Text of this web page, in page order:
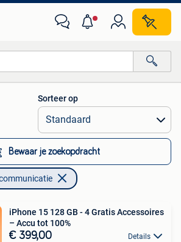
Alle afstanden…
Sorteer op
Bewaar je zoekopdracht
iPhone 15 128 GB - 4 Gratis Accessoires
– Accu tot 100%
€ 399,00 Details